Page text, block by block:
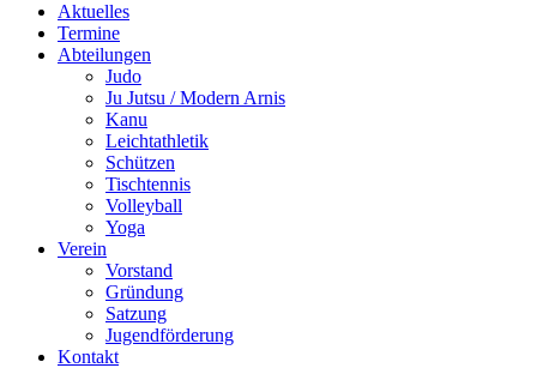
Aktuelles
Termine
Abteilungen
Judo
Ju Jutsu / Modern Arnis
Kanu
Leichtathletik
Schützen
Tischtennis
Volleyball
Yoga
Verein
Vorstand
Gründung
Satzung
Jugendförderung
Kontakt